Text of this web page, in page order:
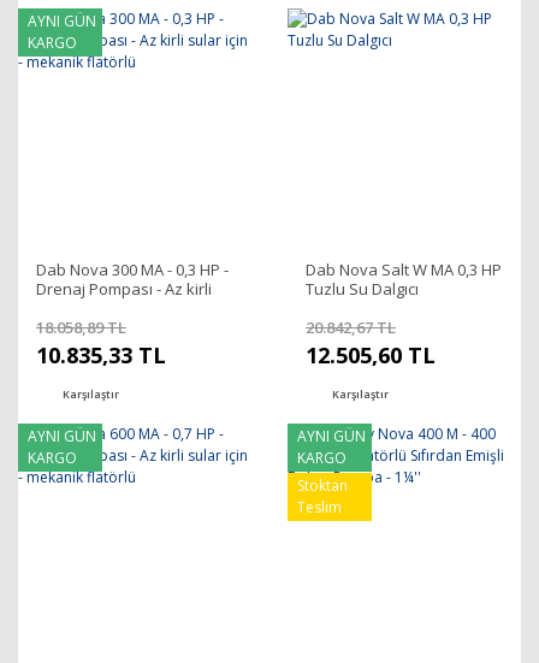
AYNI GÜN
KARGO
Dab Nova 300 MA - 0,3 HP -
Drenaj Pompası - Az kirli
18.058,89 TL
10.835,33 TL
Karşılaştır
Dab Nova Salt W MA 0,3 HP
Tuzlu Su Dalgıcı
20.842,67 TL
12.505,60 TL
Karşılaştır
AYNI GÜN
KARGO
AYNI GÜN
KARGO
Stoktan
Teslim